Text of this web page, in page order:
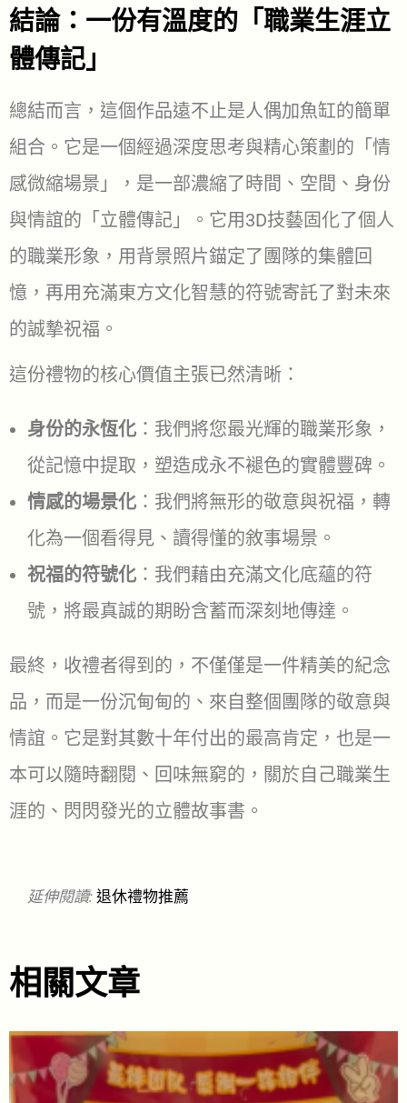
結論：一份有溫度的「職業生涯立
體傳記」
總結而言，這個作品遠不止是人偶加魚缸的簡單
組合。它是一個經過深度思考與精心策劃的「情
感微縮場景」，是一部濃縮了時間、空間、身份
與情誼的「立體傳記」。它用3D技藝固化了個人
的職業形象，用背景照片錨定了團隊的集體回
憶，再用充滿東方文化智慧的符號寄託了對未來
的誠摯祝福。
這份禮物的核心價值主張已然清晰：
身份的永恆化 ：我們將您最光輝的職業形象，
從記憶中提取，塑造成永不褪色的實體豐碑。
情感的場景化 ：我們將無形的敬意與祝福，轉
化為一個看得見、讀得懂的敘事場景。
祝福的符號化 ：我們藉由充滿文化底蘊的符
號，將最真誠的期盼含蓄而深刻地傳達。
最終，收禮者得到的，不僅僅是一件精美的紀念
品，而是一份沉甸甸的、來自整個團隊的敬意與
情誼。它是對其數十年付出的最高肯定，也是一
本可以隨時翻閱、回味無窮的，關於自己職業生
涯的、閃閃發光的立體故事書。
延伸閱讀: 退休禮物推薦
相關文章